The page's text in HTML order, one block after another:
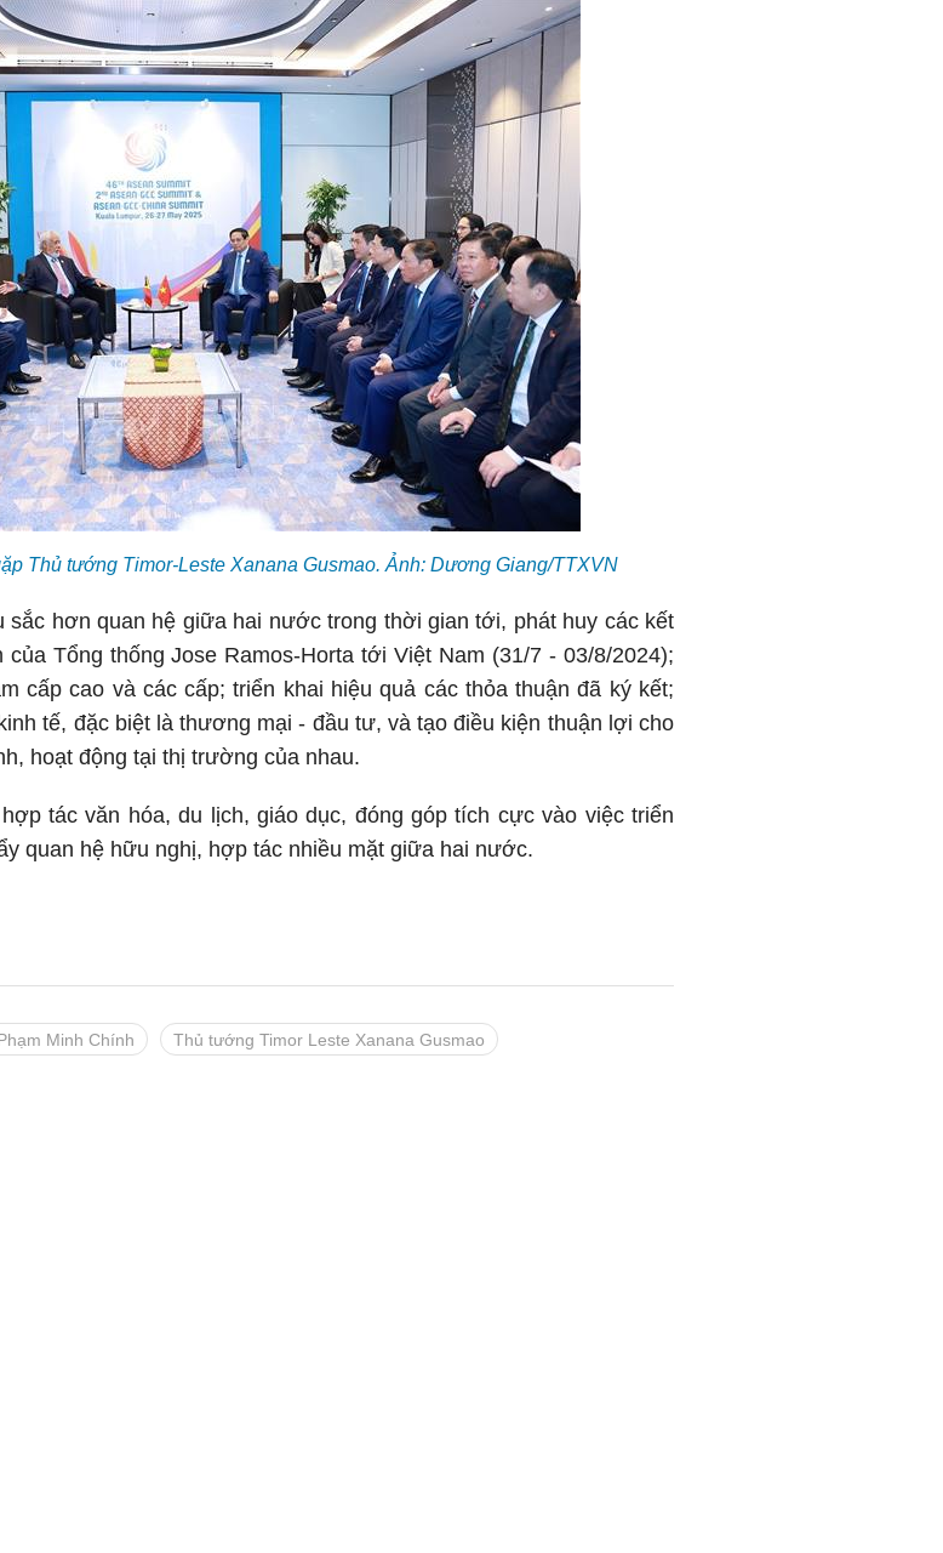
Thủ tướng Timor-Leste Xanana Gusmao. Ảnh: Dương Giang/TTXVN
sắc hơn quan hệ giữa hai nước trong thời gian tới, phát huy các kết
Tổng thống Jose Ramos-Horta tới Việt Nam (31/7 - 03/8/2024);
cấp cao và các cấp; triển khai hiệu quả các thỏa thuận đã ký kết;
tế, đặc biệt là thương mại - đầu tư, và tạo điều kiện thuận lợi cho
hoạt động tại thị trường của nhau.
tác văn hóa, du lịch, giáo dục, đóng góp tích cực vào việc triển
quan hệ hữu nghị, hợp tác nhiều mặt giữa hai nước.
Minh Chính Thủ tướng Timor Leste Xanana Gusmao